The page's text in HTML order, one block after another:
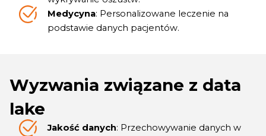
Medycyna: Personalizowane leczenie na
podstawie danych pacjentów.
Wyzwania związane z data
lake
Jakość danych: Przechowywanie danych w